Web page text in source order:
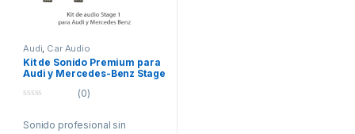
Audi Car Audio
Kit de Sonido Premium para
Audi y Mercedes-Benz Stage
u
(0)
Sonido profesional sin